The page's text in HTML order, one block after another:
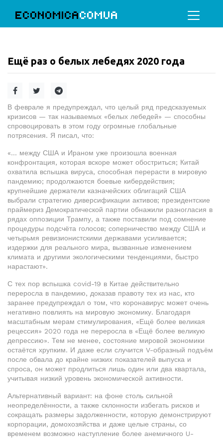
ECONOMICACOMUA
Ещё раз о белых лебедях 2020 года
В феврале я предупреждал, что целый ряд предсказуемых
кризисов — так называемых «белых лебедей» — способны
спровоцировать в этом году огромные глобальные
потрясения. Я писал, что:
«… между США и Ираном уже произошла военная
конфронтация, которая вскоре может обостриться; Китай
охватила вспышка вируса, способная перерасти в мировую
пандемию; продолжаются боевые кибердействия;
крупнейшие держатели казначейских облигаций США
выбрали стратегию диверсификации активов; президентские
праймериз Демократической партии обнажили разногласия в
рядах оппозиции Трампу, а также поставили под сомнение
процедуры подсчёта голосов; соперничество между США и
четырьмя ревизионистскими державами усиливается;
издержки для реального мира, вызванные изменением
климата и другими экологическими тенденциями, быстро
нарастают».
С тех пор вспышка covid-19 в Китае действительно
переросла в пандемию, доказав правоту тех из нас, кто
заранее предупреждал о том, что коронавирус может очень
негативно повлиять на мировую экономику. Благодаря
масштабным мерам стимулирования, «Ещё более великая
рецессия» 2020 года не переросла в «Ещё более великую
депрессию». Тем не менее, состояние мировой экономики
остаётся хрупким. И даже если случится V-образный подъём
после обвала до крайне низких показателей выпуска и
спроса, он может продлиться лишь один или два квартала,
учитывая низкий уровень экономической активности.
Альтернативный вариант: на фоне столь сильной
неопределённости, а также склонности избегать рисков и
сокращать размеры задолженности, которую демонстрируют
корпорации, домохозяйства и даже целые страны, со
временем возможно наступление более анемичного U-